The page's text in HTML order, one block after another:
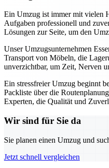
Ein Umzug ist immer mit vielen
Aufgaben professionell und
Lösungen zur Seite, um den
Unser Umzugsunternehmen
Transport von Möbeln, die
unverzichtbar, um Zeit, Nerven
Ein stressfreier Umzug beginnt
Packliste über die
Experten, die Qualität und
Wir sind für Sie da
Sie planen einen Umzug und
Jetzt schnell vergleichen